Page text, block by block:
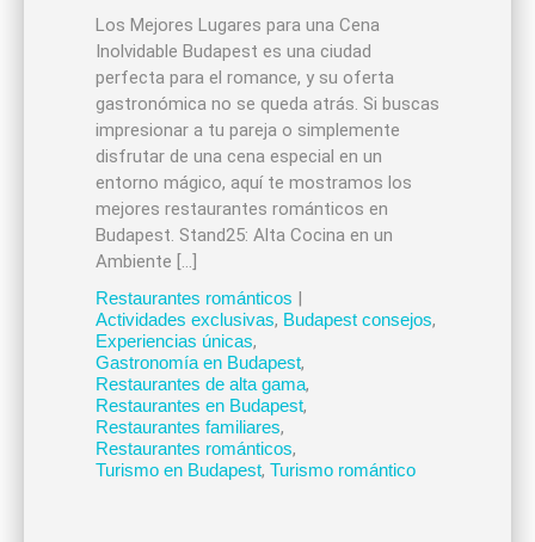
Los Mejores Lugares para una Cena
Inolvidable Budapest es una ciudad
perfecta para el romance, y su oferta
gastronómica no se queda atrás. Si buscas
impresionar a tu pareja o simplemente
disfrutar de una cena especial en un
entorno mágico, aquí te mostramos los
mejores restaurantes románticos en
Budapest. Stand25: Alta Cocina en un
Ambiente […]
Restaurantes románticos |
Actividades exclusivas, Budapest consejos,
Experiencias únicas,
Gastronomía en Budapest,
Restaurantes de alta gama,
Restaurantes en Budapest,
Restaurantes familiares,
Restaurantes románticos,
Turismo en Budapest, Turismo romántico